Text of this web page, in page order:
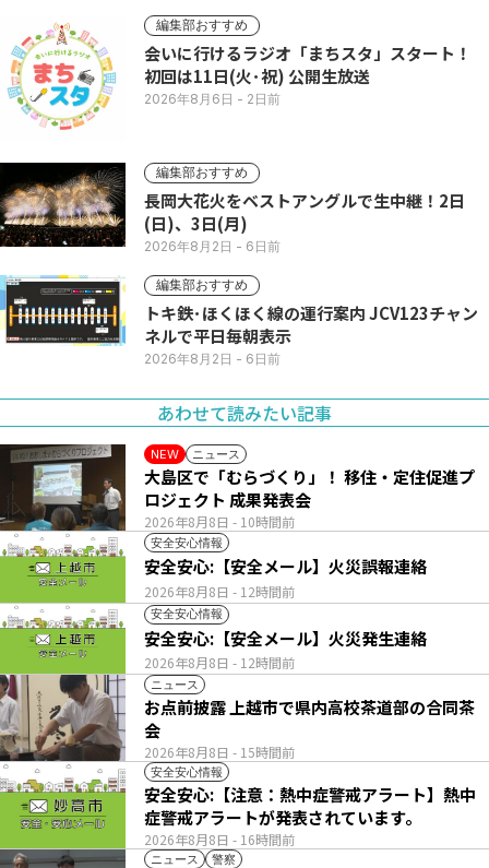
編集部おすすめ
会いに行けるラジオ「まちスタ」スタート！
初回は11日(火･祝) 公開生放送
2026年8月6日 - 2日前
編集部おすすめ
長岡大花火をベストアングルで生中継！2日
(日)、3日(月)
2026年8月2日 - 6日前
編集部おすすめ
トキ鉄･ほくほく線の運行案内 JCV123チャン
ネルで平日毎朝表示
2026年8月2日 - 6日前
あわせて読みたい記事
NEW ニュース
2026年8月8日 - 10時間前
大島区で「むらづくり」！ 移住・定住促進プ
ロジェクト 成果発表会
安全安心情報
2026年8月8日 - 12時間前
安全安心:【安全メール】火災誤報連絡
安全安心情報
2026年8月8日 - 12時間前
安全安心:【安全メール】火災発生連絡
ニュース
2026年8月8日 - 15時間前
お点前披露 上越市で県内高校茶道部の合同茶
会
安全安心情報
2026年8月8日 - 16時間前
安全安心:【注意：熱中症警戒アラート】熱中
症警戒アラートが発表されています。
ニュース 警察